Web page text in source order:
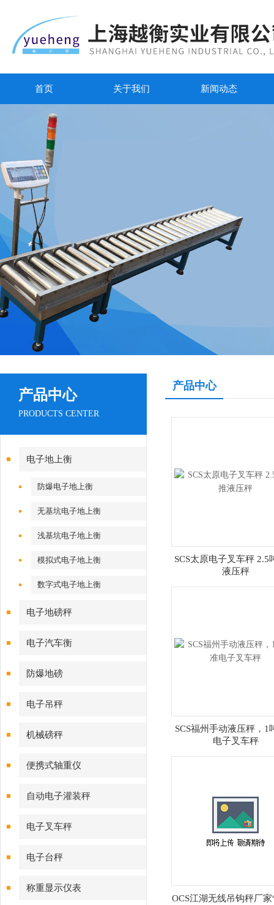
首页 关于我们 新闻动态
产品中心
PRODUCTS CENTER
电子地上衡
防爆电子地上衡
无基坑电子地上衡
浅基坑电子地上衡
模拟式电子地上衡
数字式电子地上衡
电子地磅秤
电子汽车衡
防爆地磅
电子吊秤
机械磅秤
便携式轴重仪
自动电子灌装秤
电子叉车秤
电子台秤
称重显示仪表
产品中心
SCS太原电子叉车秤 2.5
液压秤
SCS福州手动液压秤，1
电子叉车秤
OCS江湖无线吊钩秤厂家